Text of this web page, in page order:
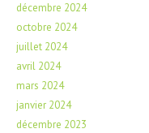
décembre 2024
octobre 2024
juillet 2024
avril 2024
mars 2024
janvier 2024
décembre 2023